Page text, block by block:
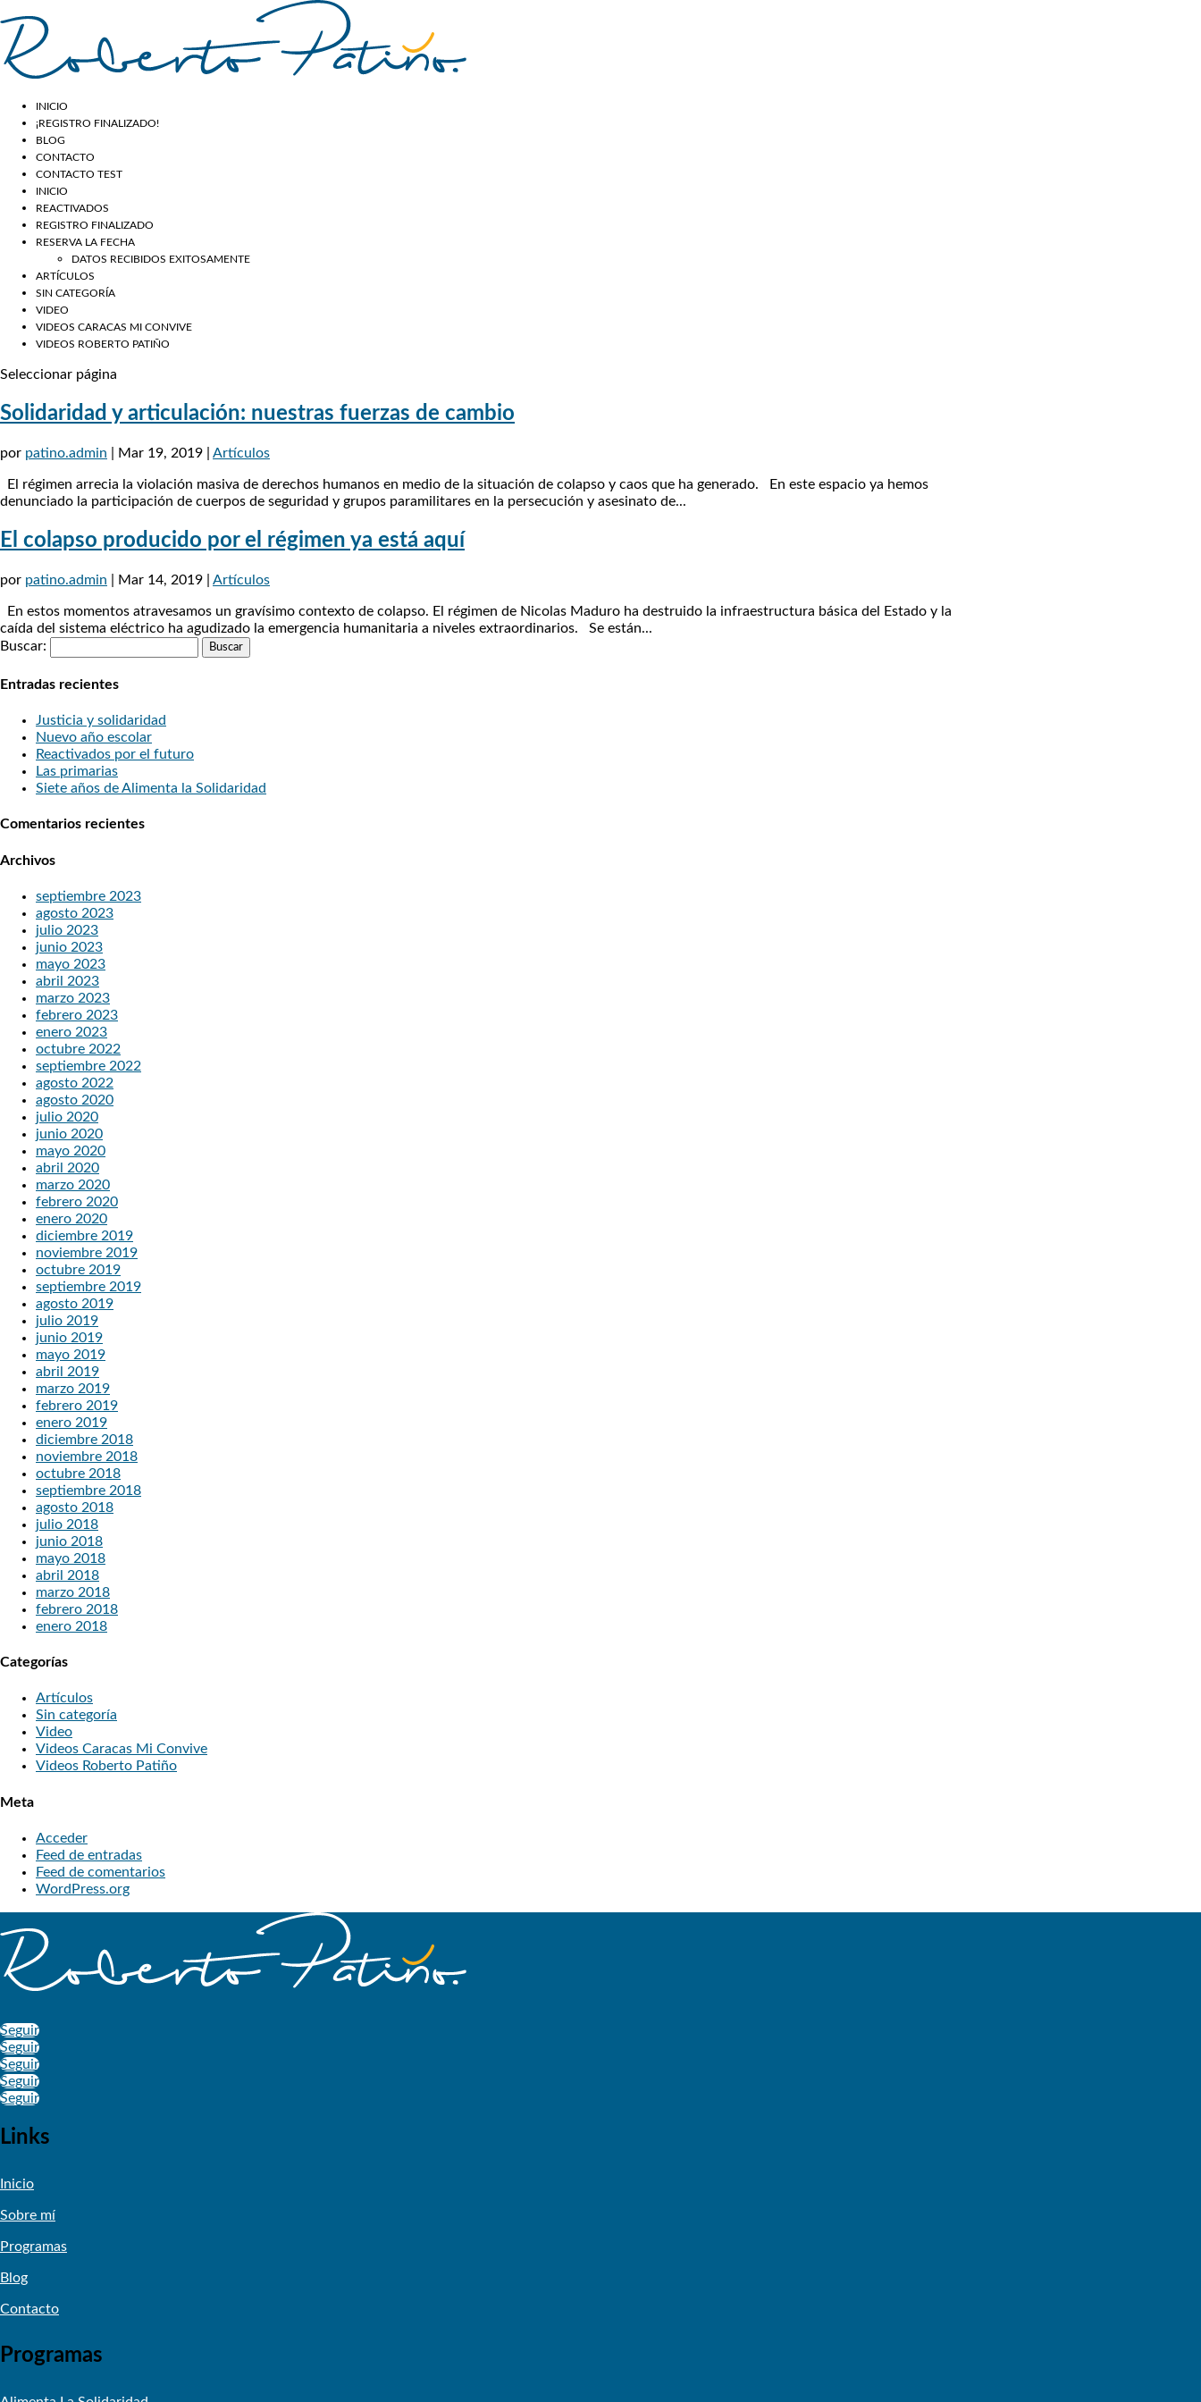
INICIO
¡REGISTRO FINALIZADO!
BLOG
CONTACTO
CONTACTO TEST
INICIO
REACTIVADOS
REGISTRO FINALIZADO
RESERVA LA FECHA
DATOS RECIBIDOS EXITOSAMENTE
ARTÍCULOS
SIN CATEGORÍA
VIDEO
VIDEOS CARACAS MI CONVIVE
VIDEOS ROBERTO PATIÑO
Seleccionar página
Solidaridad y articulación: nuestras fuerzas de cambio
por patino.admin Mar 19, 2019 Artículos
El régimen arrecia la violación masiva de derechos humanos en medio de la situación de colapso y caos que ha generado. En este espacio ya hemos
denunciado la participación de cuerpos de seguridad y grupos paramilitares en la persecución y asesinato de...
El colapso producido por el régimen ya está aquí
por patino.admin Mar 14, 2019 Artículos
En estos momentos atravesamos un gravísimo contexto de colapso. El régimen de Nicolas Maduro ha destruido la infraestructura básica del Estado y la
caída del sistema eléctrico ha agudizado la emergencia humanitaria a niveles extraordinarios. Se están...
Buscar:
Entradas recientes
Justicia y solidaridad
Nuevo año escolar
Reactivados por el futuro
Las primarias
Siete años de Alimenta la Solidaridad
Comentarios recientes
Archivos
septiembre 2023
agosto 2023
julio 2023
junio 2023
mayo 2023
abril 2023
marzo 2023
febrero 2023
enero 2023
octubre 2022
septiembre 2022
agosto 2022
agosto 2020
julio 2020
junio 2020
mayo 2020
abril 2020
marzo 2020
febrero 2020
enero 2020
diciembre 2019
noviembre 2019
octubre 2019
septiembre 2019
agosto 2019
julio 2019
junio 2019
mayo 2019
abril 2019
marzo 2019
febrero 2019
enero 2019
diciembre 2018
noviembre 2018
octubre 2018
septiembre 2018
agosto 2018
julio 2018
junio 2018
mayo 2018
abril 2018
marzo 2018
febrero 2018
enero 2018
Categorías
Artículos
Sin categoría
Video
Videos Caracas Mi Convive
Videos Roberto Patiño
Meta
Acceder
Feed de entradas
Feed de comentarios
WordPress.org
Seguir
Seguir
Seguir
Seguir
Seguir
Links
Inicio
Sobre mí
Programas
Blog
Contacto
Programas